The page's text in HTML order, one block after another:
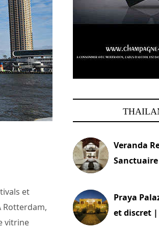
et
Rotterdam,
vitrine
Veranda
Praya
et discret